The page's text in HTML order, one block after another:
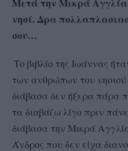
νησί. Δρα
σου…
βιβλίο της Ιωάννας
των ανθρώπων του
διάβασα δεν ήξερα πάρα
τα διαβάζω λίγο πριν
διάβασα την Μικρά
Άνδρος που δεν είχα